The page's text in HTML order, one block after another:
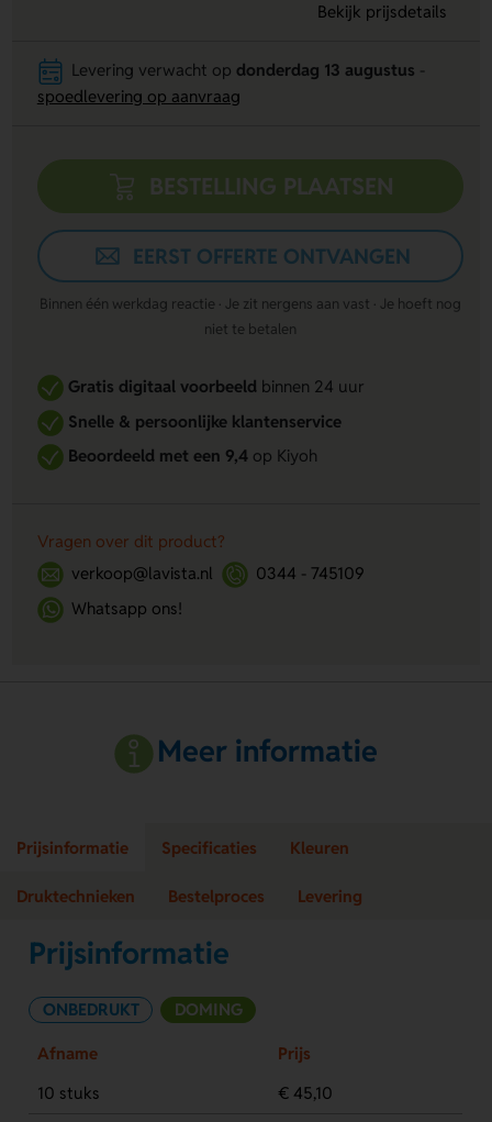
Bekijk prijsdetails
Levering verwacht op donderdag 13 augustus
spoedlevering op aanvraag
BESTELLING PLAATSEN
EERST OFFERTE ONTVANGEN
Binnen één werkdag reactie · Je zit nergens aan vast · Je hoeft nog
niet te betalen
Gratis digitaal voorbeeldbinnen 24 uur
Snelle & persoonlijke klantenservice
Beoordeeld met een 9,4op Kiyoh
Vragen over dit product?
verkoop@lavista.nl
0344 - 745109
Whatsapp ons!
Meer informatie
Prijsinformatie Specificaties Kleuren
Druktechnieken Bestelproces Levering
Prijsinformatie
ONBEDRUKT DOMING
Afname
Prijs
10 stuks
€ 45,10